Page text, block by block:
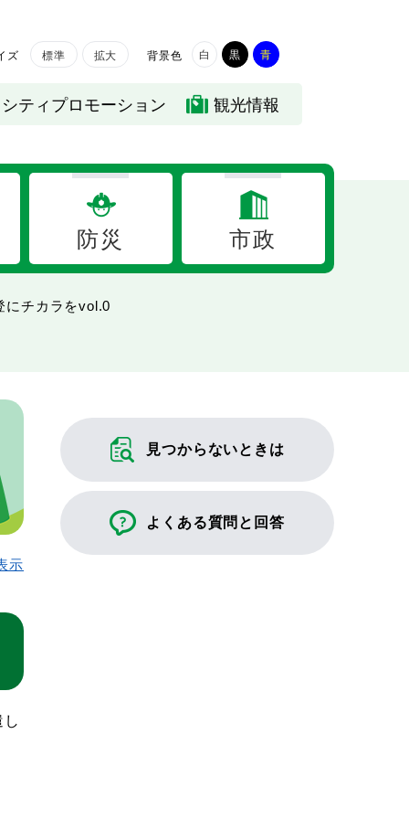
ズ 標準 拡大 背景色 白 黒 青
シティプロモーション 観光情報
防災 市政
にチカラをvol.0
示
見つからないときは
よくある質問と回答